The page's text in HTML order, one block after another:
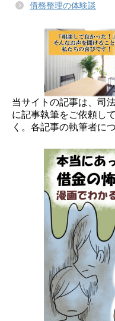
債務整理の体験談
当サイトの記事は、司
に記事執筆をご依頼し
く。各記事の執筆者に